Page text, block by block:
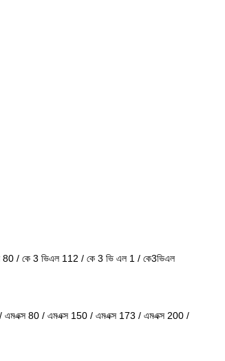
/ কে 3 ভিএল 112 / কে 3 ভি এল 1 / কে3ভিএল
80 / এমএক্স 150 / এমএক্স 173 / এমএক্স 200 /